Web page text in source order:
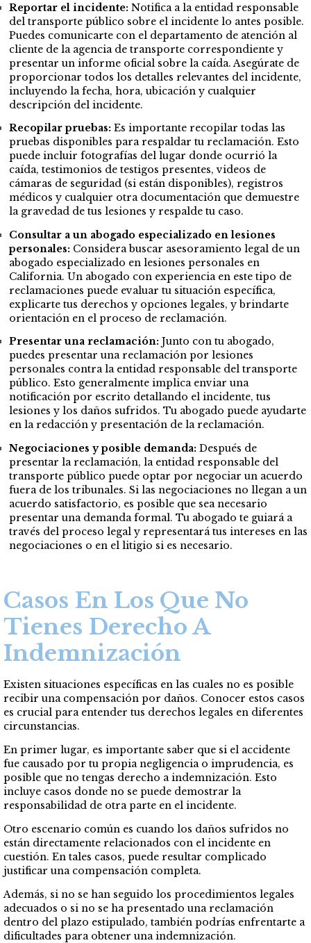
Reportar el incidente: Notifica a la entidad responsable
del transporte público sobre el incidente lo antes posible.
Puedes comunicarte con el departamento de atención al
cliente de la agencia de transporte correspondiente y
presentar un informe oficial sobre la caída. Asegúrate de
proporcionar todos los detalles relevantes del incidente,
incluyendo la fecha, hora, ubicación y cualquier
descripción del incidente.
Recopilar pruebas: Es importante recopilar todas las
pruebas disponibles para respaldar tu reclamación. Esto
puede incluir fotografías del lugar donde ocurrió la
caída, testimonios de testigos presentes, videos de
cámaras de seguridad (si están disponibles), registros
médicos y cualquier otra documentación que demuestre
la gravedad de tus lesiones y respalde tu caso.
Consultar a un abogado especializado en lesiones
personales: Considera buscar asesoramiento legal de un
abogado especializado en lesiones personales en
California. Un abogado con experiencia en este tipo de
reclamaciones puede evaluar tu situación específica,
explicarte tus derechos y opciones legales, y brindarte
orientación en el proceso de reclamación.
Presentar una reclamación: Junto con tu abogado,
puedes presentar una reclamación por lesiones
personales contra la entidad responsable del transporte
público. Esto generalmente implica enviar una
notificación por escrito detallando el incidente, tus
lesiones y los daños sufridos. Tu abogado puede ayudarte
en la redacción y presentación de la reclamación.
Negociaciones y posible demanda: Después de
presentar la reclamación, la entidad responsable del
transporte público puede optar por negociar un acuerdo
fuera de los tribunales. Si las negociaciones no llegan a un
acuerdo satisfactorio, es posible que sea necesario
presentar una demanda formal. Tu abogado te guiará a
través del proceso legal y representará tus intereses en las
negociaciones o en el litigio si es necesario.
Casos En Los Que No
Tienes Derecho A
Indemnización
Existen situaciones específicas en las cuales no es posible
recibir una compensación por daños. Conocer estos casos
es crucial para entender tus derechos legales en diferentes
circunstancias.
En primer lugar, es importante saber que si el accidente
fue causado por tu propia negligencia o imprudencia, es
posible que no tengas derecho a indemnización. Esto
incluye casos donde no se puede demostrar la
responsabilidad de otra parte en el incidente.
Otro escenario común es cuando los daños sufridos no
están directamente relacionados con el incidente en
cuestión. En tales casos, puede resultar complicado
justificar una compensación completa.
Además, si no se han seguido los procedimientos legales
adecuados o si no se ha presentado una reclamación
dentro del plazo estipulado, también podrías enfrentarte a
dificultades para obtener una indemnización.